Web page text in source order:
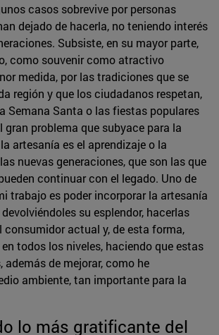
casos sobrevive por personas
dejado de hacerla, no teniendo interés
Subsiste, en su mayor parte,
como souvenir como atractivo
medida, por las tradiciones que se
región y que los ciudadanos respetan,
Semana Santa o las fiestas populares
gran problema que subyace para la
artesanía es el aprendizaje o la
nuevas generaciones, que son las que
continuar con el legado. Uno de
trabajo es poder incorporar la artesanía
su esplendor, hacerlas
actual y, de esta forma,
todos los niveles, haciendo que estas
además de mejorar, como he
ambiente, tan importante para la
lo más gratificante del